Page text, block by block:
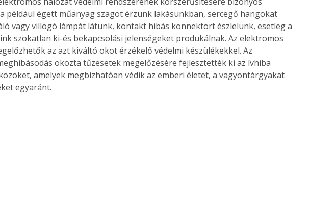
például égett műanyag szagot érzünk lakásunkban, sercegő hangokat
vagy villogó lámpát látunk, kontakt hibás konnektort észlelünk, esetleg a
szokatlan ki-és bekapcsolási jelenségeket produkálnak. Az elektromos
az azt kiváltó okot érzékelő védelmi készülékekkel. Az
okozta tűzesetek megelőzésére fejlesztették ki az ívhiba
amelyek megbízhatóan védik az emberi életet, a vagyontárgyakat
egyaránt.